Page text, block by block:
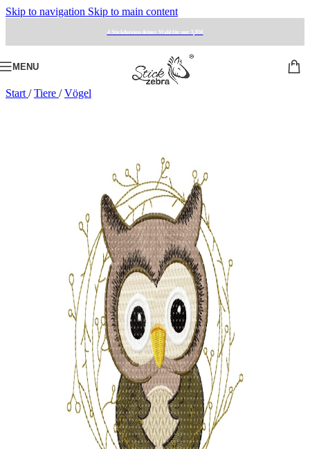
Skip to navigation Skip to main content
4 Stickdateien deiner Wahl für nur 5,95€
MENU
Start / Tiere / Vögel